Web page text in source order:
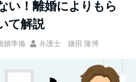
い！離婚によりもら
て解説
婚準備 弁護士 鎌田 隆博